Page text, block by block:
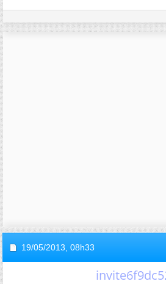
19/05/2013, 08h33